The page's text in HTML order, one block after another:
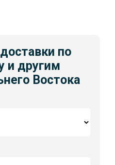
по
и другим
Востока